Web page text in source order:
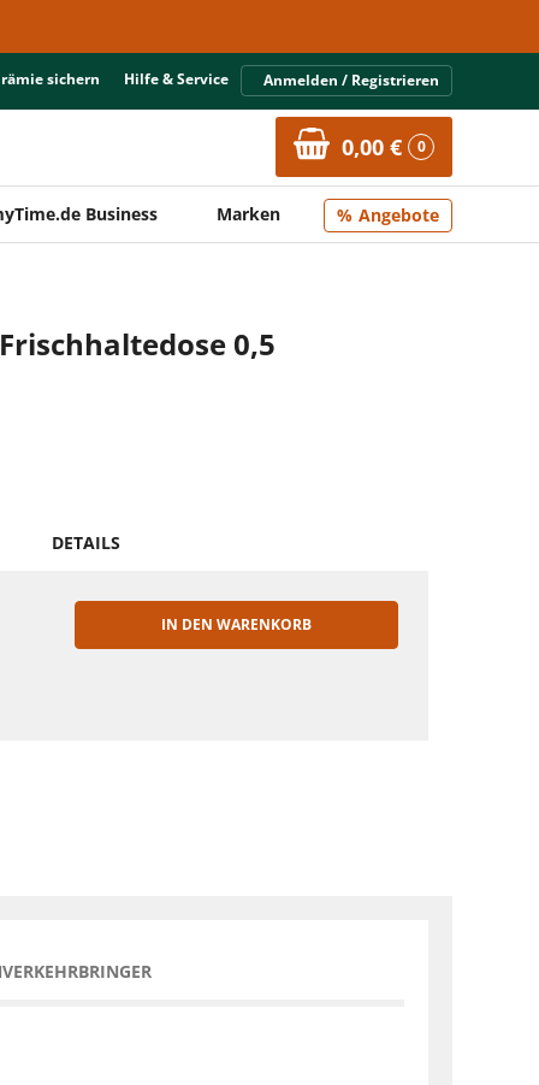
sichern Hilfe & Service Anmelden / Registrieren
0,00 € 0
Business Marken Angebote
0,5
DETAILS
IN DEN WARENKORB